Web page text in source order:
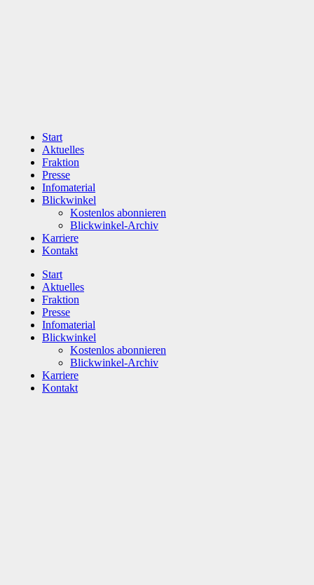
Start
Aktuelles
Fraktion
Presse
Infomaterial
Blickwinkel
Kostenlos abonnieren
Blickwinkel-Archiv
Karriere
Kontakt
Start
Aktuelles
Fraktion
Presse
Infomaterial
Blickwinkel
Kostenlos abonnieren
Blickwinkel-Archiv
Karriere
Kontakt